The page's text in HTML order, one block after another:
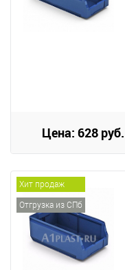
Цена: 628 руб.
Хит продаж
Отгрузка из СПб